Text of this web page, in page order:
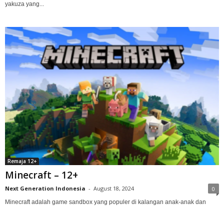
yakuza yang...
Remaja 12+
Minecraft – 12+
Next Generation Indonesia - August 18, 2024 0
Minecraft adalah game sandbox yang populer di kalangan anak-anak dan